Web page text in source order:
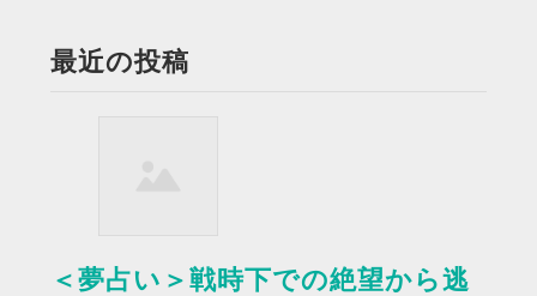
生
最近の投稿
＜夢占い＞戦時下での絶望から逃